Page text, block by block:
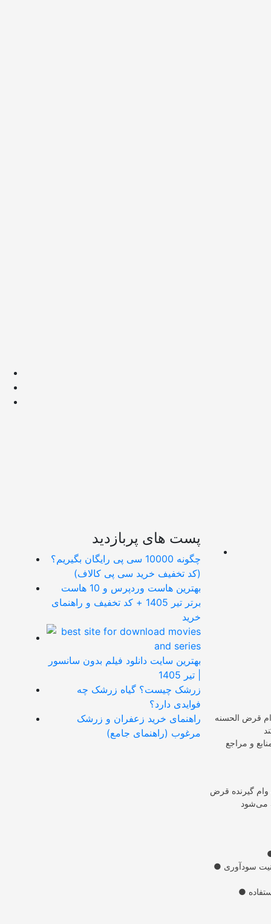
پست های پربازدید
چگونه 10000 سی پی رایگان بگیریم؟
(کد تخفیف خرید سی پی کالاف)
بهترین هاست وردپرس و 10 هاست
برتر تیر 1405 + کد تخفیف و راهنمای
خرید
بهترین سایت دانلود فیلم بدون سانسور
| تیر 1405
زرشک چیست؟ گیاه زرشک چه
فوایدی دارد؟
راهنمای خرید زعفران و زرشک
مرغوب (راهنمای جامع)
قرض الحسنه
و مراجع
وام گیرنده قرض
● نیت: نیت در وام قرض الحسنه کمک به نیازمندان است، در حالی که در سایر وام‌ها ممکن است نیت سودآوری
● موارد استفاده: وام قرض الحسنه برای مصارف ضروری مانند ازدواج، درمان، تحصیل و مسکن استفاده